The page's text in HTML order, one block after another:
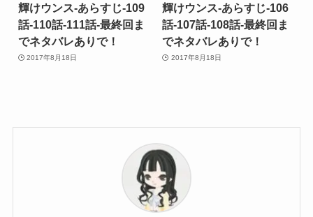
輝けウンス-あらすじ-109
話-110話-111話-最終回ま
でネタバレありで！
2017年8月18日
輝けウンス-あらすじ-106
話-107話-108話-最終回ま
でネタバレありで！
2017年8月18日